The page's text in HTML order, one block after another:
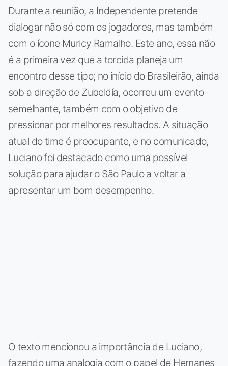
Durante a reunião, a Independente pretende
dialogar não só com os jogadores, mas também
com o ícone Muricy Ramalho. Este ano, essa não
é a primeira vez que a torcida planeja um
encontro desse tipo; no início do Brasileirão, ainda
sob a direção de Zubeldía, ocorreu um evento
semelhante, também com o objetivo de
pressionar por melhores resultados. A situação
atual do time é preocupante, e no comunicado,
Luciano foi destacado como uma possível
solução para ajudar o São Paulo a voltar a
apresentar um bom desempenho.
O texto mencionou a importância de Luciano,
fazendo uma analogia com o papel de Hernanes